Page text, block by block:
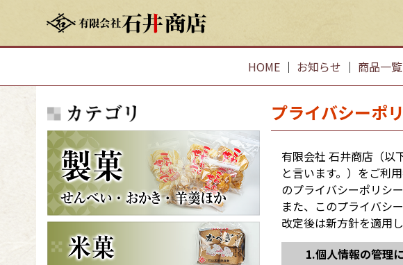
HOME ｜ お知らせ ｜ 商品一覧
プライバシーポ
有限会社 石井商店（以
と言います。）をご利
のプライバシーポリシ
また、このプライバシ
改定後は新方針を適用
1.個人情報の管理